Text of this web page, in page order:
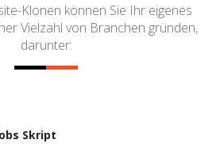
Klonen können Sie Ihr eigenes
Vielzahl von Branchen gründen,
darunter:
Skript